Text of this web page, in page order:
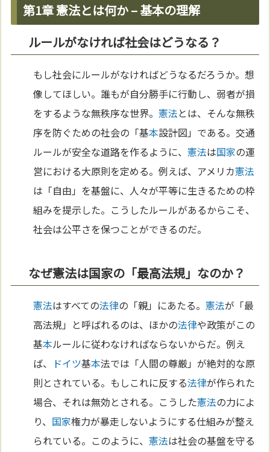
第1章 憲法とは何か – 基本の理解
ルールがなければ社会はどうなる？
もし社会にルールがなければどうなるだろうか。想
像してほしい。誰もが自分勝手に行動し、弱者が損
をするような無秩序な世界。憲法とは、そんな無秩
序を防ぐための社会の「基本設計図」である。交通
ルールが安全な道路を作るように、憲法は国家の運
営における大原則を定める。例えば、アメリカ憲法
は「自由」を基盤に、人々が平等に生きるための枠
組みを提示した。こうしたルールがあるからこそ、
社会は公平さを保つことができるのだ。
なぜ憲法は国家の「最高法規」なのか？
憲法はすべての法律の「親」にあたる。憲法が「最
高法規」と呼ばれるのは、ほかの法律や政策がこの
基本ルールに従わなければならないからだ。例え
ば、 ドイツ基本法では「人間の尊厳」が絶対的な原
則とされている。もしこれに反する法律が作られた
場合、それは無効とされる。こうした憲法の力によ
り、 国家権力が暴走しないようにする仕組みが整え
られている。このように、憲法は社会の基盤を守る